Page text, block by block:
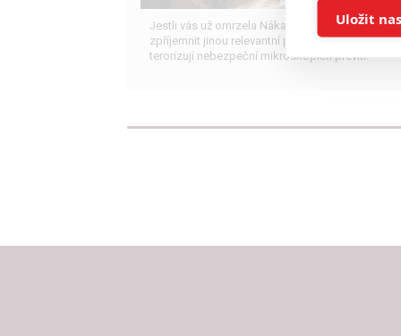
Jestli vás už omrzela Nákaza, zkuste si pandemii
zpříjemnit jinou relevantní peckou, v níž lidstvo
terorizují nebezpeční mikroskopičtí prevíti.
služeb
Uložit